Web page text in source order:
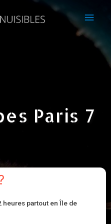
Paris 7
heures partout en Île de